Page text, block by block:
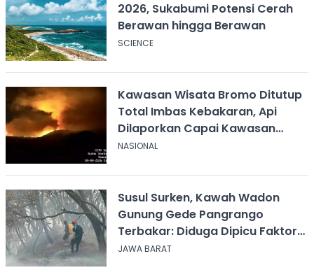
2026, Sukabumi Potensi Cerah
Berawan hingga Berawan
SCIENCE
Kawasan Wisata Bromo Ditutup
Total Imbas Kebakaran, Api
Dilaporkan Capai Kawasan
Sabana
NASIONAL
Susul Surken, Kawah Wadon
Gunung Gede Pangrango
Terbakar: Diduga Dipicu Faktor
Alam
JAWA BARAT